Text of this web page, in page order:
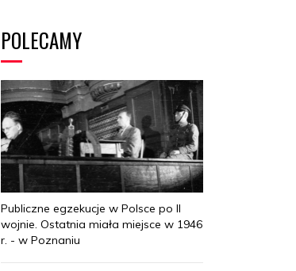
POLECAMY
Publiczne egzekucje w Polsce po II
wojnie. Ostatnia miała miejsce w 1946
r. - w Poznaniu